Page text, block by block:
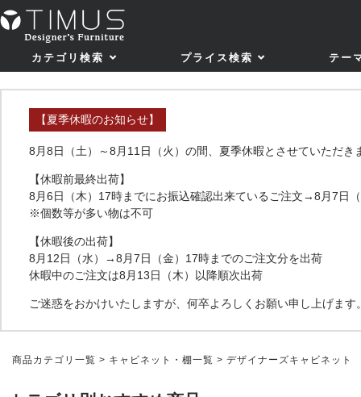
カテゴリ検索 プライス検索 テー
【夏季休暇のお知らせ】
8月8日（土）～8月11日（火）の間、夏季休暇とさせていただき
【休暇前最終出荷】
8月6日（木）17時までにお振込確認出来ているご注文→8月7日
※個数等が多い物は不可
【休暇後の出荷】
8月12日（水）→8月7日（金）17時までのご注文分を出荷
休暇中のご注文は8月13日（木）以降順次出荷
ご迷惑をおかけいたしますが、何卒よろしくお願い申し上げます
商品カテゴリ一覧 > キャビネット・棚一覧 > デザイナーズキャビネット